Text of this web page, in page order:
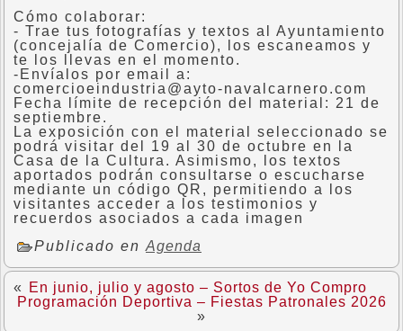
Cómo colaborar:
- Trae tus fotografías y textos al Ayuntamiento
(concejalía de Comercio), los escaneamos y
te los llevas en el momento.
-Envíalos por email a:
comercioeindustria@ayto-navalcarnero.com
Fecha límite de recepción del material: 21 de
septiembre.
La exposición con el material seleccionado se
podrá visitar del 19 al 30 de octubre en la
Casa de la Cultura. Asimismo, los textos
aportados podrán consultarse o escucharse
mediante un código QR, permitiendo a los
visitantes acceder a los testimonios y
recuerdos asociados a cada imagen
Publicado en Agenda
«
En junio, julio y agosto – Sortos de Yo Compro
Programación Deportiva – Fiestas Patronales 2026
»